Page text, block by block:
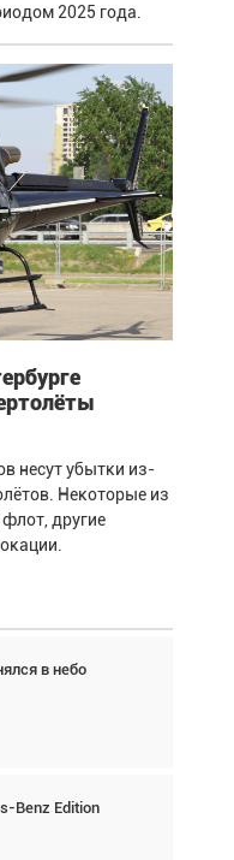
2025 года.
несут убытки из-
Некоторые из
другие
в небо
Benz Edition
и БПЛА в
«Фотография
портит»